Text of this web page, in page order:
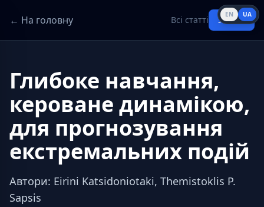
← На головну Всі статті Увійти
Глибоке навчання,
кероване динамікою,
для прогнозування
екстремальних подій
Автори: Eirini Katsidoniotaki, Themistoklis P.
Sapsis
EN UA